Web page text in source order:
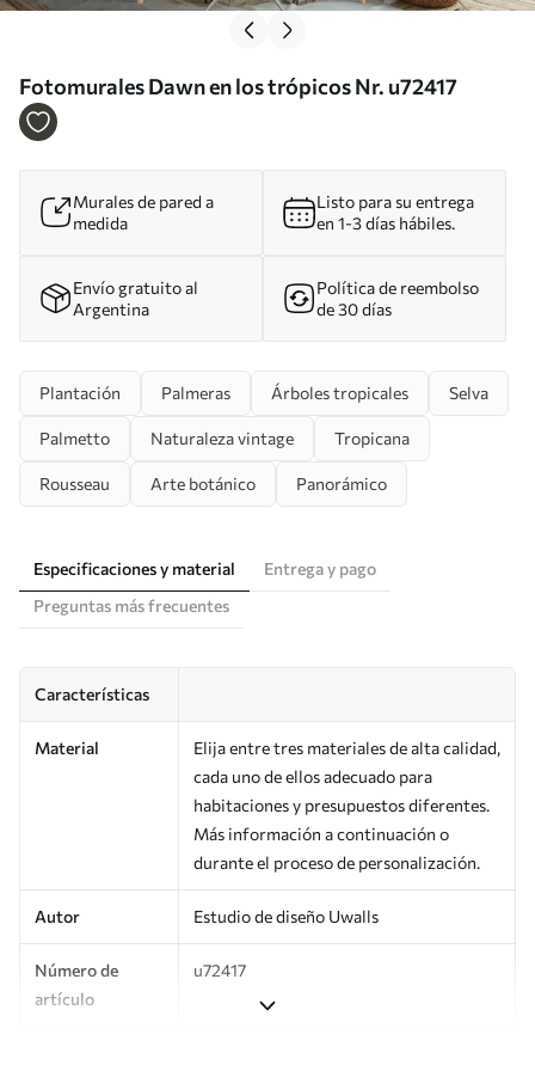
Fotomurales Dawn en los trópicos Nr. u72417
Murales de pared a
medida
Listo para su entrega
en 1-3 días hábiles.
Envío gratuito al
Argentina
Política de reembolso
de 30 días
Plantación Palmeras Árboles tropicales Selva
Palmetto Naturaleza vintage Tropicana
Rousseau Arte botánico Panorámico
Especificaciones y material
Entrega y pago
Preguntas más frecuentes
Características
Material
Elija entre tres materiales de alta calidad,
cada uno de ellos adecuado para
habitaciones y presupuestos diferentes.
Más información a continuación o
durante el proceso de personalización.
Autor Estudio de diseño Uwalls
Número de
artículo
u72417